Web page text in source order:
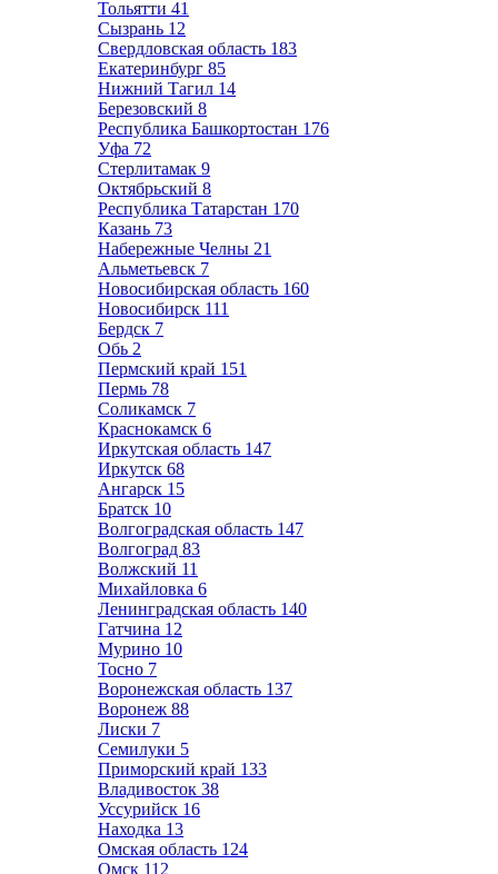
Тольятти 41
Сызрань 12
Свердловская область 183
Екатеринбург 85
Нижний Тагил 14
Березовский 8
Республика Башкортостан 176
Уфа 72
Стерлитамак 9
Октябрьский 8
Республика Татарстан 170
Казань 73
Набережные Челны 21
Альметьевск 7
Новосибирская область 160
Новосибирск 111
Бердск 7
Обь 2
Пермский край 151
Пермь 78
Соликамск 7
Краснокамск 6
Иркутская область 147
Иркутск 68
Ангарск 15
Братск 10
Волгоградская область 147
Волгоград 83
Волжский 11
Михайловка 6
Ленинградская область 140
Гатчина 12
Мурино 10
Тосно 7
Воронежская область 137
Воронеж 88
Лиски 7
Семилуки 5
Приморский край 133
Владивосток 38
Уссурийск 16
Находка 13
Омская область 124
Омск 112